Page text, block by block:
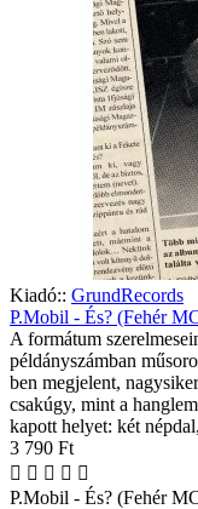
Kiadó:: GrundRecords
P.Mobil - És? (Fehér
A formátum
példányszámban
ben megjelent,
csakúgy, mint a
kapott helyet: két
3 790 Ft
P.Mobil - És? (Fehér